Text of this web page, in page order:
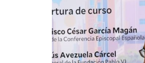
Los empobrecidos por el
mundo
Radio — Mundo obrero hoy
Vidas precarias